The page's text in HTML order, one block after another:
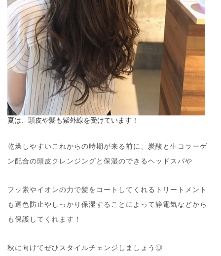
夏は、頭皮や髪も紫外線を受けています！
乾燥しやすいこれからの時期が来る前に、炭酸と生コラーゲ
ン配合の頭皮クレンジングと保湿のできるヘッドスパや
フッ素やイオンの力で髪をコートしてくれるトリートメント
も退色防止やしっかり保湿することによって静電気などから
も保護してくれます！
秋に向けてぜひスタイルチェンジしましょう◎